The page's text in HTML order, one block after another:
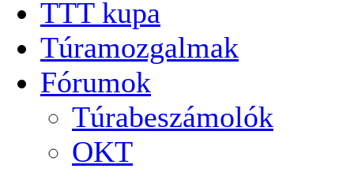
TTT kupa
Túramozgalmak
Fórumok
Túrabeszámolók
OKT